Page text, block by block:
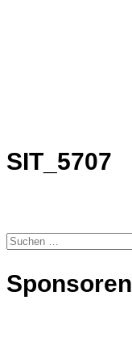
SIT_5707
Suchen
Sponsoren